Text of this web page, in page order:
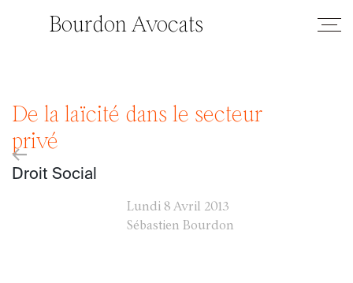
Bourdon Avocats
De la laïcité dans le secteur
privé
Droit Social
Lundi 8 Avril 2013
Sébastien Bourdon
←